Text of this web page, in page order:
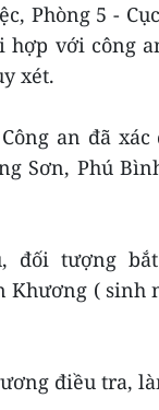
Phòng 5 -
hợp với công
xét.
an đã
Sơn, Phú
đối tượng
Khương ( sinh
điều tra,